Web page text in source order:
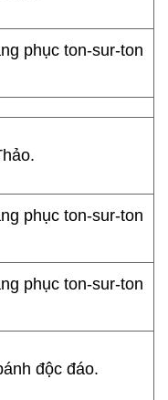
độc đáo.